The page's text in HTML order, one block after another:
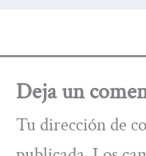
Deja un
Tu dirección de